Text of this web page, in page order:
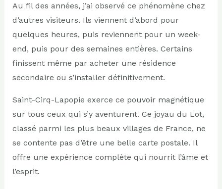
Au fil des années, j’ai observé ce phénomène chez
d’autres visiteurs. Ils viennent d’abord pour
quelques heures, puis reviennent pour un week-
end, puis pour des semaines entières. Certains
finissent même par acheter une résidence
secondaire ou s’installer définitivement.
Saint-Cirq-Lapopie exerce ce pouvoir magnétique
sur tous ceux qui s’y aventurent. Ce joyau du Lot,
classé parmi les plus beaux villages de France, ne
se contente pas d’être une belle carte postale. Il
offre une expérience complète qui nourrit l’âme et
l’esprit.